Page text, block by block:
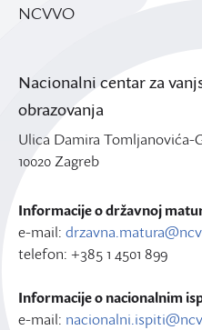
NCVVO
Nacionalni centar za
obrazovanja
Ulica Damira Tomljanovića-
10020 Zagreb
Informacije o državnoj
e-mail:
telefon: +385 1 4501 899
Informacije o nacionalnim
e-mail: